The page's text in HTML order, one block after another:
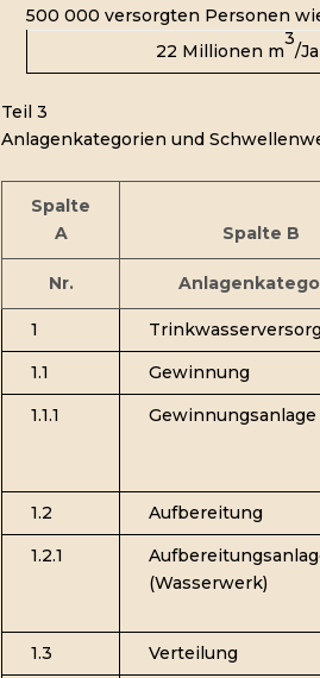
500 000 versorgten Personen
22 Millionen m
3
/
Teil 3
Anlagenkategorien und
Spalte
A
Spalte B
Nr.
1
1.1
Gewinnung
1.1.1
Gewinnungsanlage
1.2
Aufbereitung
1.2.1
(Wasserwerk)
1.3
Verteilung